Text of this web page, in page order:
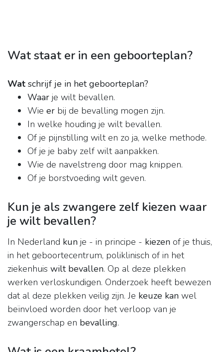
Wat staat er in een geboorteplan?
Wat schrijf je in het geboorteplan?
Waar je wilt bevallen.
Wie er bij de bevalling mogen zijn.
In welke houding je wilt bevallen.
Of je pijnstilling wilt en zo ja, welke methode.
Of je je baby zelf wilt aanpakken.
Wie de navelstreng door mag knippen.
Of je borstvoeding wilt geven.
Kun je als zwangere zelf kiezen waar
je wilt bevallen?
In Nederland kun je - in principe - kiezen of je thuis,
in het geboortecentrum, poliklinisch of in het
ziekenhuis wilt bevallen. Op al deze plekken
werken verloskundigen. Onderzoek heeft bewezen
dat al deze plekken veilig zijn. Je keuze kan wel
beïnvloed worden door het verloop van je
zwangerschap en bevalling.